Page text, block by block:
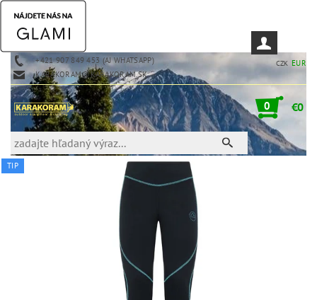
+421 907 849 453 (AJ WHATSAPP)
KARAKORAM@KARAKORAM.SK
CZK EUR
0 €0
TIP